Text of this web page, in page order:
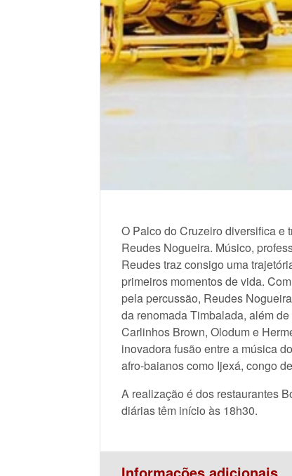
O Palco do Cruzeiro diversifica e
Reudes Nogueira. Músico,
Reudes traz consigo uma
primeiros momentos de vida.
pela percussão, Reudes
da renomada Timbalada, além
Carlinhos Brown, Olodum e
inovadora fusão entre a música
afro-baianos como Ijexá, congo
A realização é dos restaurantes
diárias têm início às 18h30.